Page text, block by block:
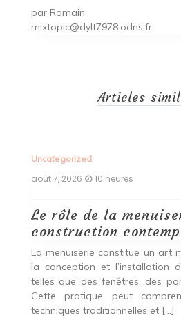
par Romain
mixtopic@dylt7978.odns.fr
Articles
Uncategorized
août 7, 2026 10 heures
Le rôle de la
construction
La menuiserie constitue un art
la conception et l’installation
telles que des fenêtres, des
Cette pratique peut
techniques traditionnelles et […]